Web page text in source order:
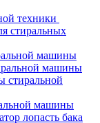
техники
стиральных
машины
машины
стиральной
машины
лопасть бака